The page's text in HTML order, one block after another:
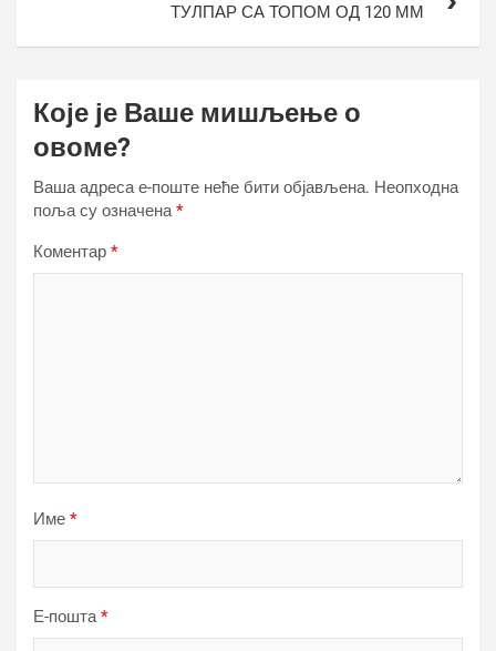
ТУЛПАР СА ТОПОМ ОД 120 ММ
Које је Ваше мишљење о
овоме?
Ваша адреса е-поште неће бити објављена. Неопходна
поља су означена*
Коментар *
Име *
Е-пошта*